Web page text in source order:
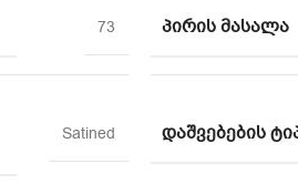
73 ᲞᲘᲠᲘᲡ ᲛᲐᲡᲐᲚᲐ
Satined ᲓᲐᲨᲕᲔᲑᲔᲑᲘᲡ